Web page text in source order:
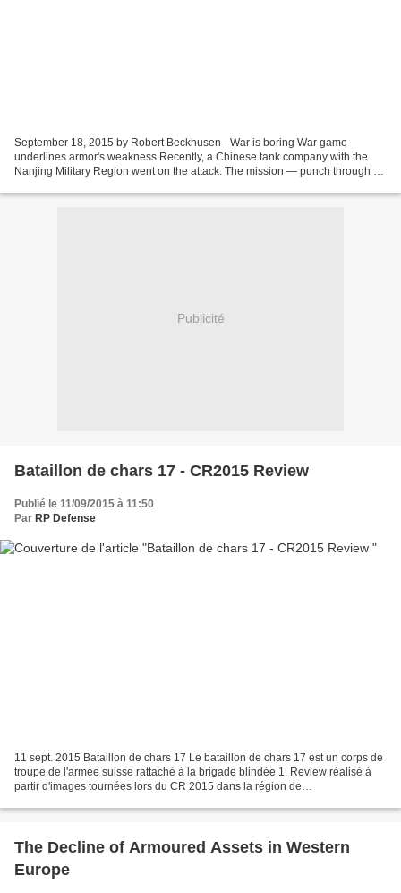
September 18, 2015 by Robert Beckhusen - War is boring War game
underlines armor's weakness Recently, a Chinese tank company with the
Nanjing Military Region went on the attack. The mission — punch through an
Publicité
Bataillon de chars 17 - CR2015 Review
Publié le 11/09/2015 à 11:50
Par RP Defense
11 sept. 2015 Bataillon de chars 17 Le bataillon de chars 17 est un corps de
troupe de l'armée suisse rattaché à la brigade blindée 1. Review réalisé à
partir d'images tournées lors du CR 2015 dans la région de
The Decline of Armoured Assets in Western
Europe